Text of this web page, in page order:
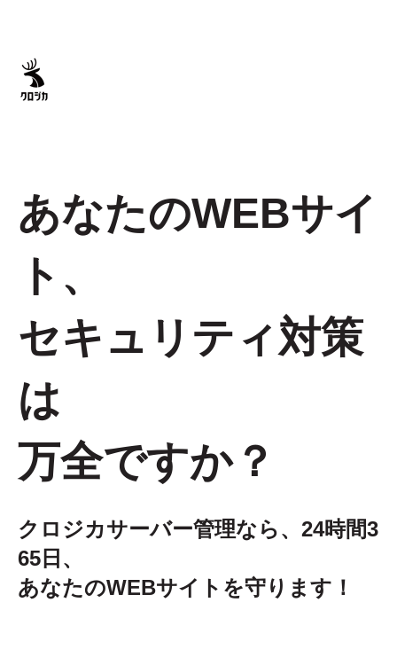
あなたのWEBサイ
ト、
セキュリティ対策
は
万全ですか？
クロジカサーバー管理なら、24時間3
65日、
あなたのWEBサイトを守ります！